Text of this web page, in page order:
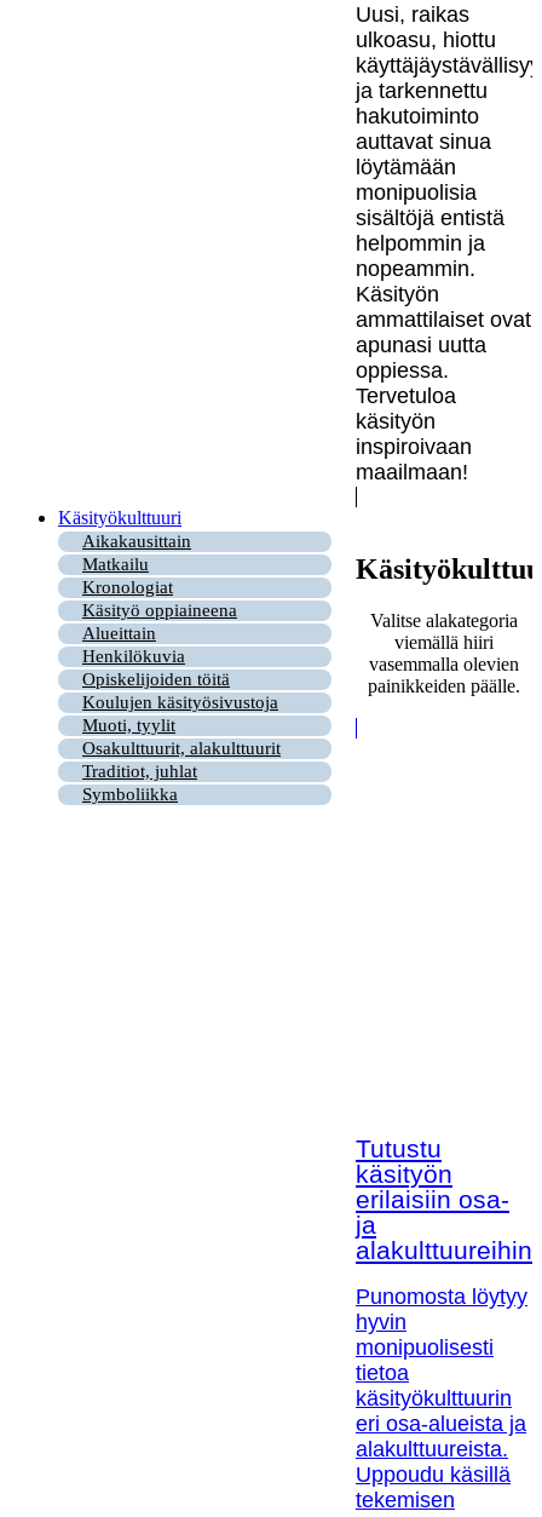
Uusi, raikas
ulkoasu, hiottu
ja tarkennettu
hakutoiminto
auttavat sinua
löytämään
monipuolisia
sisältöjä entistä
helpommin ja
nopeammin.
Käsityön
ammattilaiset ovat
apunasi uutta
oppiessa.
Tervetuloa
käsityön
inspiroivaan
maailmaan!
Käsityökulttuuri
Aikakausittain
Matkailu
Kronologiat
Käsityö oppiaineena
Alueittain
Henkilökuvia
Opiskelijoiden töitä
Koulujen käsityösivustoja
Muoti, tyylit
Osakulttuurit, alakulttuurit
Traditiot, juhlat
Symboliikka
Valitse alakategoria
viemällä hiiri
vasemmalla olevien
painikkeiden päälle.
Tutustu
käsityön
erilaisiin osa-
ja
alakulttuureihin!
Punomosta löytyy
hyvin
monipuolisesti
tietoa
käsityökulttuurin
eri osa-alueista ja
alakulttuureista.
Uppoudu käsillä
tekemisen